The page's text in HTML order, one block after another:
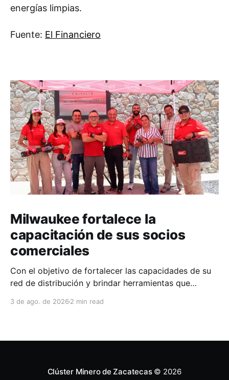
energías limpias.
Fuente: El Financiero
Milwaukee fortalece la
capacitación de sus socios
comerciales
Con el objetivo de fortalecer las capacidades de su
red de distribución y brindar herramientas que
técnico, Milwaukee llevó a cabo una capacitación
3 de ago. de 2026 2 min read
Clúster Minero de Zacatecas© 2026